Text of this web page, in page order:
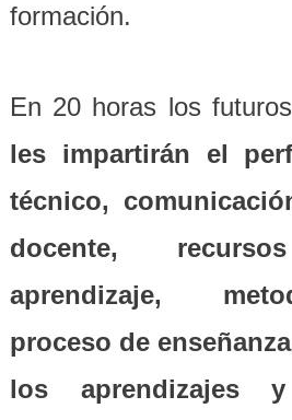
formación.
En 20 horas los
les impartirán el
técnico,
docente,
aprendizaje,
proceso de
los aprendizajes